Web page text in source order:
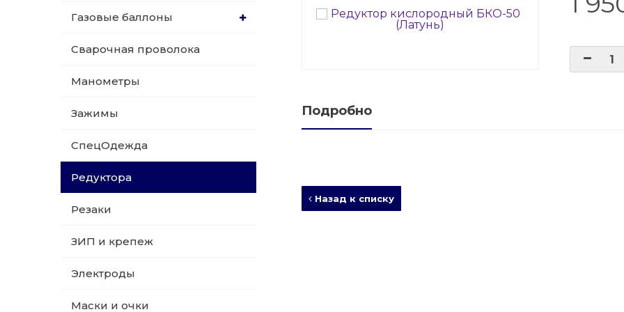
Углекислотные баллоны
015 Резаки
009 ЗИП и крепеж
018 Электроды
020 Сварочные посты
015 Рукава
Газовые баллоны
Сварочная проволока
Манометры
Зажимы
СпецОдежда
Редуктора
Резаки
ЗИП и крепеж
Электроды
Маски и очки
Подробно
Назад к списку